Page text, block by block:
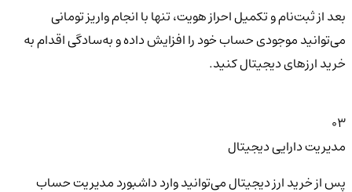
بعد از ثبت‌نام و تکمیل احراز هویت، تنها با انجام واریز تومانی
می‌توانید موجودی حساب خود را افزایش داده و به‌سادگی اقدام به
خرید ارزهای دیجیتال کنید.
03
مدیریت دارایی دیجیتال
پس از خرید ارز دیجیتال می‌توانید وارد داشبورد مدیریت حساب